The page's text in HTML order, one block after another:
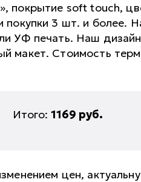
покрытие soft touch,
покупки 3 шт. и более.
УФ печать. Наш
макет. Стоимость
Итого: 1169 руб.
цен,